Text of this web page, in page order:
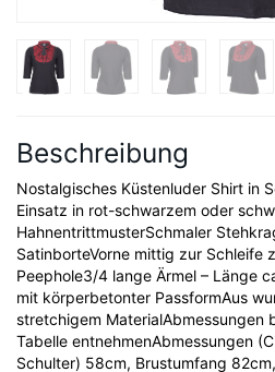
Beschreibung
Nostalgisches Küstenluder Shirt in
Einsatz in rot-schwarzem oder
HahnentrittmusterSchmaler
SatinborteVorne mittig zur Schleife
Peephole3/4 lange Ärmel – Länge
mit körperbetonter PassformAus
stretchigem MaterialAbmessungen
Tabelle entnehmenAbmessungen
Schulter) 58cm, Brustumfang